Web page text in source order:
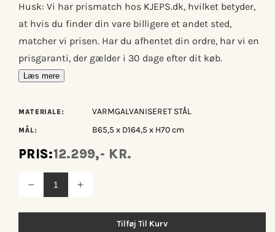
Husk: Vi har prismatch hos KJEPS.dk, hvilket betyder,
at hvis du finder din vare billigere et andet sted,
matcher vi prisen. Har du afhentet din ordre, har vi en
prisgaranti, der gælder i 30 dage efter dit køb.
Læs mere
MATERIALE: VARMGALVANISERET STÅL
MÅL: B65,5 x D164,5 x H70 cm
PRIS:12.299,- KR.
Reducer
antallet
Øg
Tilføj Til Kurv